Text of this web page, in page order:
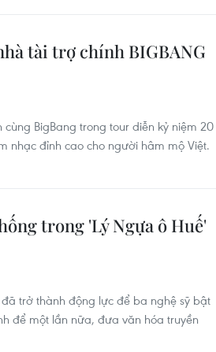
tài trợ chính BIGBANG
BigBang trong tour diễn kỷ niệm 20
nhạc đỉnh cao cho người hâm mộ Việt.
trong 'Lý Ngựa ô Huế'
trở thành động lực để ba nghệ sỹ bật
để một lần nữa, đưa văn hóa truyền